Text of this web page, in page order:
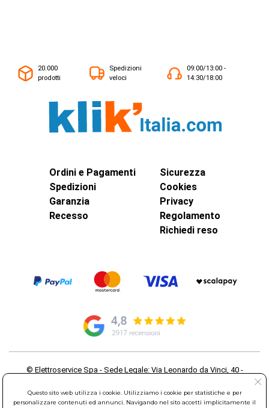
20.000
prodotti
Spedizioni
veloci
09:00/13:00 -
14:30/18:00
Ordini e Pagamenti
Spedizioni
Garanzia
Recesso
Sicurezza
Cookies
Privacy
Regolamento
Richiedi reso
© Elettroservice Spa - Sede Legale: Via Leonardo da Vinci, 40 -
Partita Iva: 01586761007 - Codice Fiscale: 06634500588 Capitale
Sociale 1.600.000,00 Euro i.v. Iscritto al Registro delle Imprese di
Questo sito web utilizza i cookie. Utilizziamo i cookie per statistiche e per
personalizzare contenuti ed annunci. Navigando nel sito accetti implicitamente il